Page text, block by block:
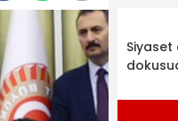
Siyaset